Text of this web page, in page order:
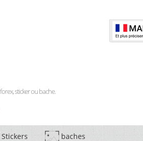
sticker ou bache.
Stickers baches